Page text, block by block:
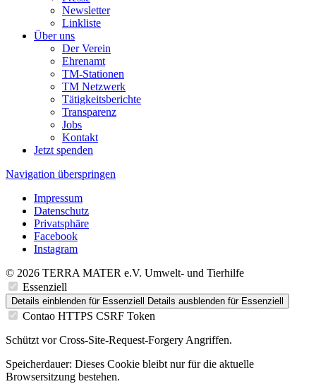
Newsletter
Linkliste
Über uns
Der Verein
Ehrenamt
TM-Stationen
TM Netzwerk
Tätigkeitsberichte
Transparenz
Jobs
Kontakt
Jetzt spenden
Navigation überspringen
Impressum
Datenschutz
Privatsphäre
Facebook
Instagram
© 2026 TERRA MATER e.V. Umwelt- und Tierhilfe
Essenziell
Details einblenden für Essenziell Details ausblenden für Essenziell
Contao HTTPS CSRF Token
Schützt vor Cross-Site-Request-Forgery Angriffen.
Speicherdauer: Dieses Cookie bleibt nur für die aktuelle
Browsersitzung bestehen.